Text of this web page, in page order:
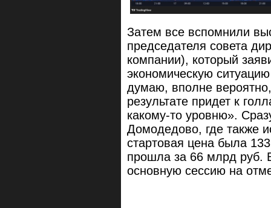
Затем все вспомнили
председателя совета
компании), который
экономическую
думаю, вполне
результате придет к
какому-то уровню».
Домодедово, где также
стартовая цена была
прошла за 66 млрд руб.
основную сессию на